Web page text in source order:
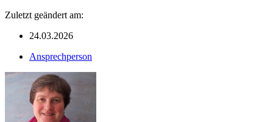
Zuletzt geändert am:
24.03.2026
Ansprechperson